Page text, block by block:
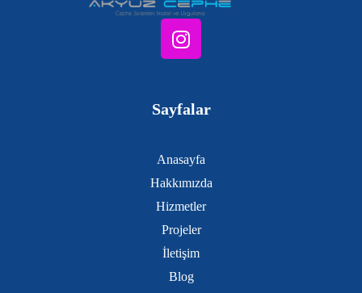
Sayfalar
Anasayfa
Hakkımızda
Hizmetler
Projeler
İletişim
Blog